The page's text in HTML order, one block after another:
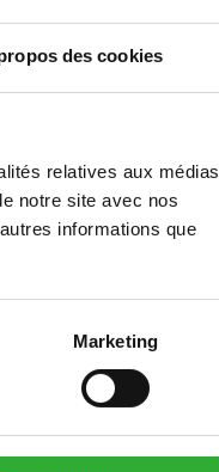
des cookies
relatives aux médias
notre site avec nos
informations que
Marketing